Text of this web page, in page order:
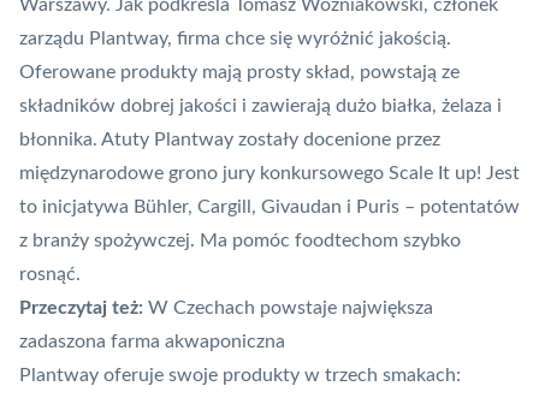
Warszawy. Jak podkreśla Tomasz Woźniakowski, członek
zarządu Plantway, firma chce się wyróżnić jakością.
Oferowane produkty mają prosty skład, powstają ze
składników dobrej jakości i zawierają dużo białka, żelaza i
błonnika. Atuty Plantway zostały docenione przez
międzynarodowe grono jury konkursowego Scale It up! Jest
to inicjatywa Bühler, Cargill, Givaudan i Puris – potentatów
z branży spożywczej. Ma pomóc foodtechom szybko
rosnąć.
Przeczytaj też: W Czechach powstaje największa
zadaszona farma akwaponiczna
Plantway oferuje swoje produkty w trzech smakach: